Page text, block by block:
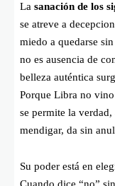
La sanación de los
se atreve a
miedo a quedarse
no es ausencia de
belleza auténtica
Porque Libra no
se permite la
mendigar, da sin
Su poder está en